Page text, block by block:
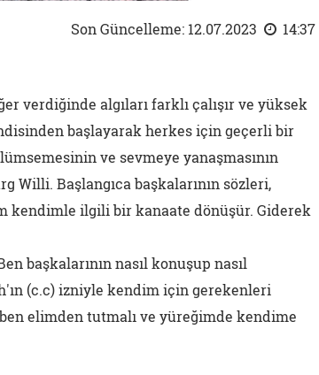
Son Güncelleme: 12.07.2023 14:37
verdiğinde algıları farklı çalışır ve yüksek
başlayarak herkes için geçerli bir
ve sevmeye yanaşmasının
Willi. Başlangıca başkalarının sözleri,
kendimle ilgili bir kanaate dönüşür. Giderek
başkalarının nasıl konuşup nasıl
(c.c) izniyle kendim için gerekenleri
elimden tutmalı ve yüreğimde kendime